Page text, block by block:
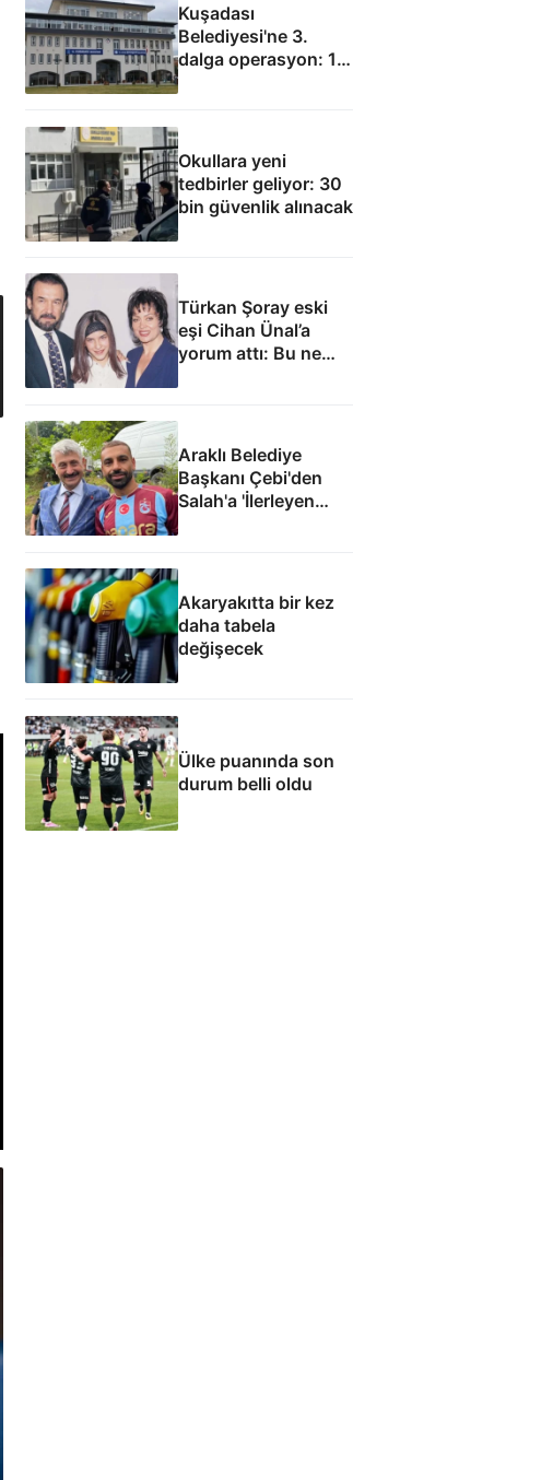
Kuşadası
Belediyesi'ne 3.
dalga operasyon: 15
gözaltı
Okullara yeni
tedbirler geliyor: 30
bin güvenlik alınacak
Türkan Şoray eski
eşi Cihan Ünal’a
yorum attı: Bu ne
Araklı Belediye
Başkanı Çebi'den
Salah'a 'İlerleyen
yıllarda Mısır'a
yaşa' teklifi
Akaryakıtta bir kez
daha tabela
değişecek
Ülke puanında son
durum belli oldu